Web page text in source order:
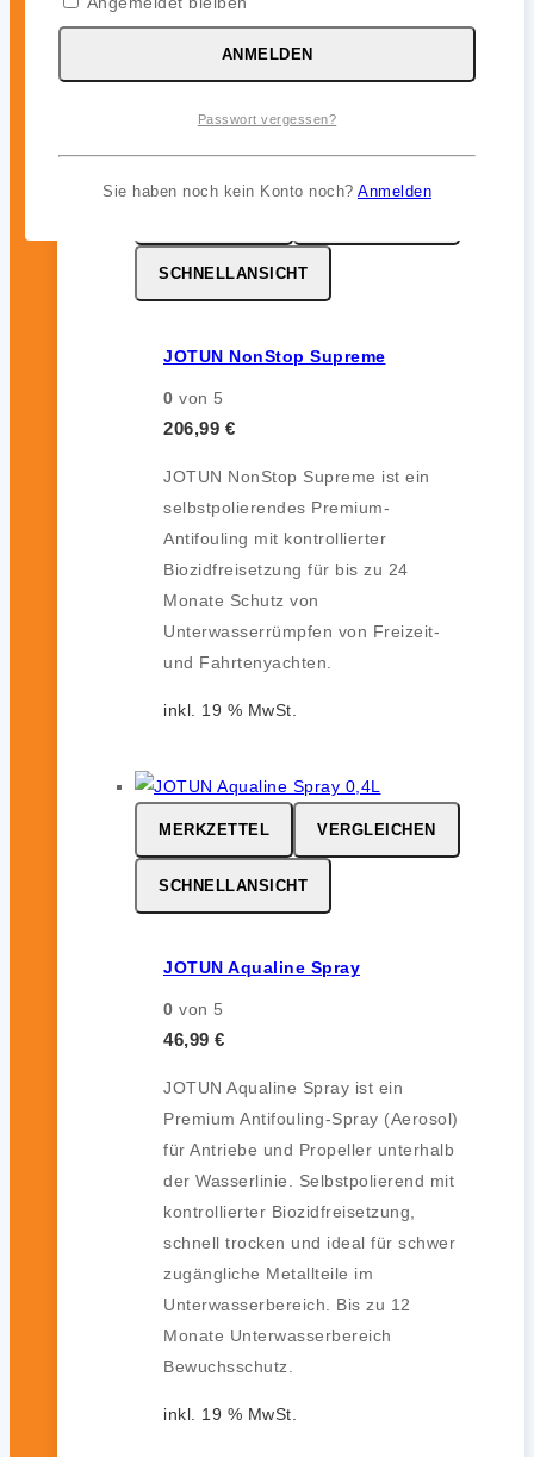
SCHNELLANSICHT
JOTUN NonStop Supreme
0 von 5
206,99 €
JOTUN NonStop Supreme ist ein
selbstpolierendes Premium-
Antifouling mit kontrollierter
Biozidfreisetzung für bis zu 24
Monate Schutz von
Unterwasserrümpfen von Freizeit-
und Fahrtenyachten.
inkl. 19 % MwSt.
MERKZETTEL VERGLEICHEN
SCHNELLANSICHT
JOTUN Aqualine Spray
0 von 5
46,99 €
JOTUN Aqualine Spray ist ein
Premium Antifouling-Spray (Aerosol)
für Antriebe und Propeller unterhalb
der Wasserlinie. Selbstpolierend mit
kontrollierter Biozidfreisetzung,
schnell trocken und ideal für schwer
zugängliche Metallteile im
Unterwasserbereich. Bis zu 12
Monate Unterwasserbereich
Bewuchsschutz.
inkl. 19 % MwSt.
ANMELDEN
Passwort vergessen?
Sie haben noch kein Konto noch? Anmelden